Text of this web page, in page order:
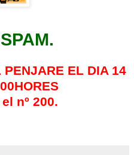
PENJARE EL DIA 14
nº 200.